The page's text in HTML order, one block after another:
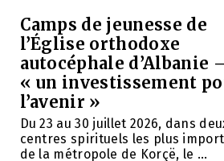
Camps de jeunesse de
l’Église orthodoxe
autocéphale d’Albanie –
« un investissement
l’avenir »
Du 23 au 30 juillet 2026, dans
centres spirituels les plus
de la métropole de Korçë, le ...